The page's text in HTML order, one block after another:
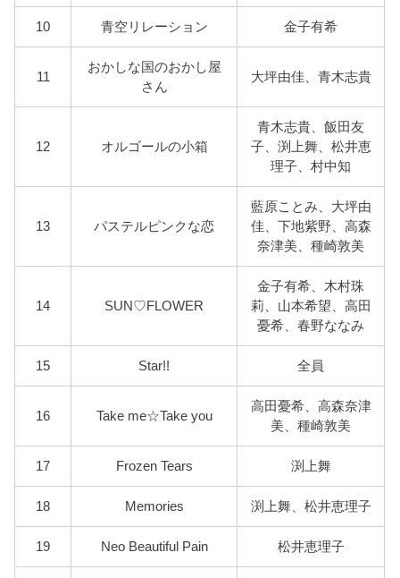
10 青空リレーション 金子有希
11
おかしな国のおかし屋
さん
大坪由佳、青木志貴
12 オルゴールの小箱
青木志貴、飯田友
子、渕上舞、松井恵
理子、村中知
13 パステルピンクな恋
藍原ことみ、大坪由
佳、下地紫野、高森
奈津美、種崎敦美
14 SUN♡FLOWER
金子有希、木村珠
莉、山本希望、高田
憂希、春野ななみ
15 Star!! 全員
16 Take me☆Take you
高田憂希、高森奈津
美、種崎敦美
17 Frozen Tears 渕上舞
18 Memories 渕上舞、松井恵理子
19 Neo Beautiful Pain 松井恵理子